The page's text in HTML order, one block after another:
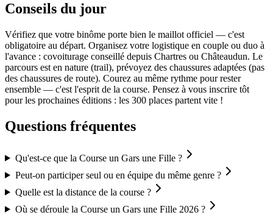
Conseils du jour
Vérifiez que votre binôme porte bien le maillot officiel — c'est
obligatoire au départ. Organisez votre logistique en couple ou duo à
l'avance : covoiturage conseillé depuis Chartres ou Châteaudun. Le
parcours est en nature (trail), prévoyez des chaussures adaptées (pas
des chaussures de route). Courez au même rythme pour rester
ensemble — c'est l'esprit de la course. Pensez à vous inscrire tôt
pour les prochaines éditions : les 300 places partent vite !
Questions fréquentes
Qu'est-ce que la Course un Gars une Fille ?
Peut-on participer seul ou en équipe du même genre ?
Quelle est la distance de la course ?
Où se déroule la Course un Gars une Fille 2026 ?